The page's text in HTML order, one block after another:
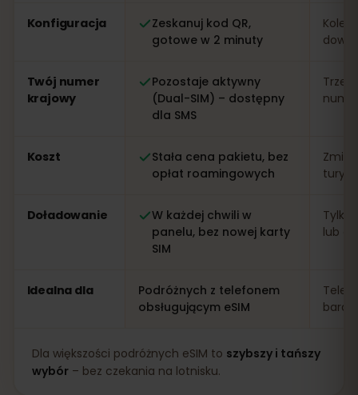
Konfiguracja
Zeskanuj kod QR,
gotowe w 2 minuty
Twój numer
krajowy
Pozostaje aktywny
(Dual-SIM) – dostępny
dla SMS
Koszt
Stała cena pakietu, bez
opłat roamingowych
Doładowanie
W każdej chwili w
panelu, bez nowej karty
SIM
Tylko
lub
Idealna dla
Podróżnych z telefonem
obsługującym eSIM
Dla większości podróżnych eSIM to szybszy i tańszy
wybór– bez czekania na lotnisku.